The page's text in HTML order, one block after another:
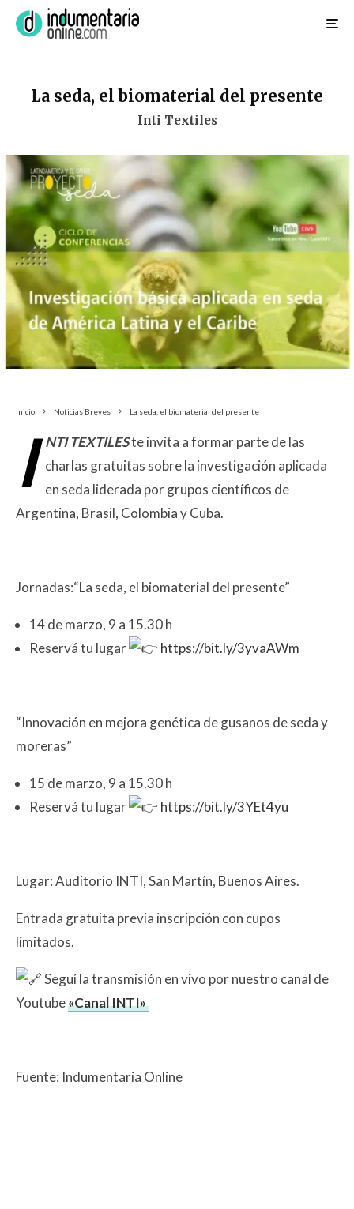
La seda, el biomaterial del presente
Inti Textiles
Inicio Noticias Breves La seda, el biomaterial del presente
I NTI TEXTILESte invita a formar parte de las
charlas gratuitas sobre la investigación aplicada
en seda liderada por grupos científicos de
Argentina, Brasil, Colombia y Cuba.
Jornadas:“La seda, el biomaterial del presente”
14 de marzo, 9 a 15.30 h
Reservá tu lugar
https://bit.ly/3yvaAWm
“Innovación en mejora genética de gusanos de seda y
moreras”
15 de marzo, 9 a 15.30 h
Reservá tu lugar
https://bit.ly/3YEt4yu
Lugar: Auditorio INTI, San Martín, Buenos Aires.
Entrada gratuita previa inscripción con cupos
limitados.
Seguí la transmisión en vivo por nuestro canal de
Youtube«Canal INTI»
Fuente: Indumentaria Online